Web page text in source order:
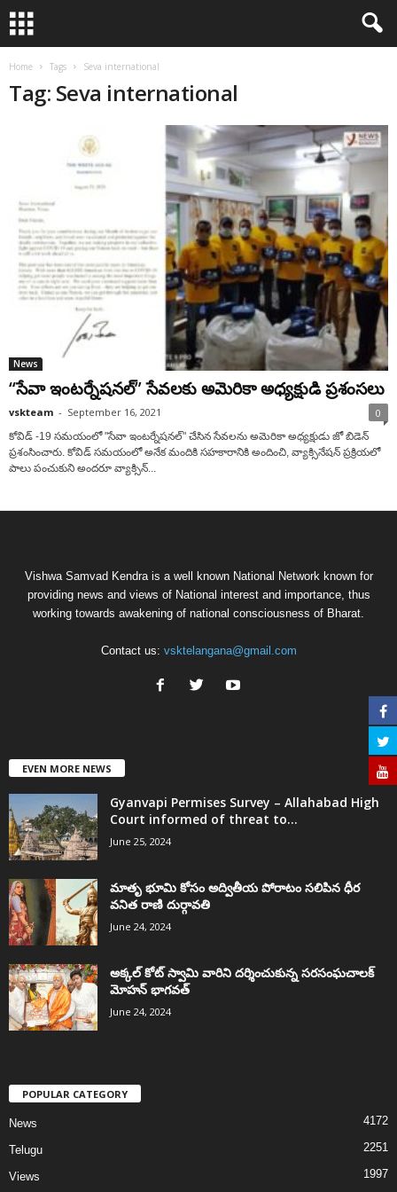
Home Tags Seva international
Tag: Seva international
News
“సేవా ఇంట‌ర్నేష‌న‌ల్‌” సేవ‌ల‌కు అమెరికా అధ్య‌క్షుడి ప్ర‌శంస‌లు
vskteam - September 16, 2021 0
కోవిడ్ -19 సమయంలో "సేవా ఇంటర్నేషనల్" చేసిన సేవ‌ల‌ను అమెరికా అధ్య‌క్షుడు జో బిడెన్
ప్ర‌శంసించారు. కోవిడ్ స‌మ‌యంలో అనేక మందికి సహకారానికి అందించి, వ్యాక్సినేష‌న్ ప్ర‌క్రియ‌లో
పాలు పంచుకుని అంద‌రూ వ్యాక్సిన్...
Vishwa Samvad Kendra is a well known National Network known for
providing news and views of National interest and importance, thus
working towards awakening of national consciousness of Bharat.
Contact us: vsktelangana@gmail.com
EVEN MORE NEWS
Gyanvapi Permises Survey – Allahabad High
Court informed of threat to...
June 25, 2024
మాతృ భూమి కోసం అద్వితీయ పోరాటం సలిపిన ధీర
వనిత రాణి దుర్గావతి
June 24, 2024
అక్కల్‌ కోట్‌ స్వామి వారిని దర్శించుకున్న సరసంఘచాలక్
మోహన్ భాగవత్
June 24, 2024
POPULAR CATEGORY
News 4172
Telugu 2251
Views 1997